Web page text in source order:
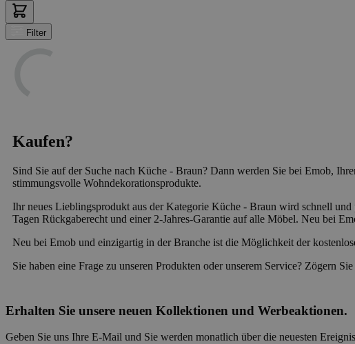
Filter
Kaufen?
Sind Sie auf der Suche nach Küche - Braun? Dann werden Sie bei Emob,
stimmungsvolle Wohndekorationsprodukte.
Ihr neues Lieblingsprodukt aus der Kategorie Küche - Braun wird schnell
Tagen Rückgaberecht und einer 2-Jahres-Garantie auf alle Möbel. Neu bei
Neu bei Emob und einzigartig in der Branche ist die Möglichkeit der
Sie haben eine Frage zu unseren Produkten oder unserem Service? Zögern
Erhalten Sie unsere neuen Kollektionen und Werbeaktionen.
Geben Sie uns Ihre E-Mail und Sie werden monatlich über die neuesten